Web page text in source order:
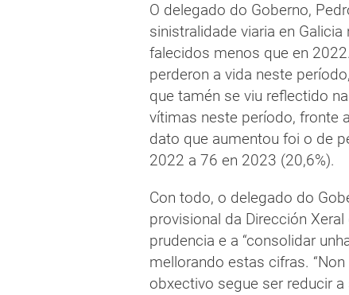
O delegado do Goberno,
sinistralidade viaria en
falecidos menos que en
perderon a vida neste
que tamén se viu reflectido
vítimas neste período, fronte
dato que aumentou foi o de
2022 a 76 en 2023 (20,6%).
Con todo, o delegado do
provisional da Dirección
prudencia e a “consolidar
mellorando estas cifras.
obxectivo segue ser reducir